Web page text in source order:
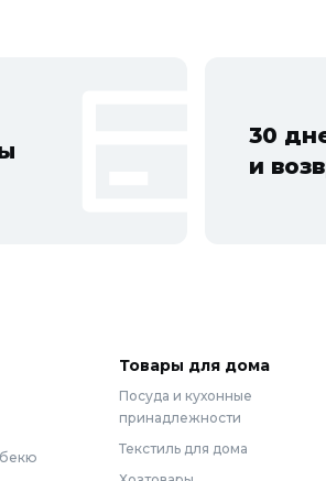
30
и
Товары для дома
Посуда и кухонные
принадлежности
Текстиль для дома